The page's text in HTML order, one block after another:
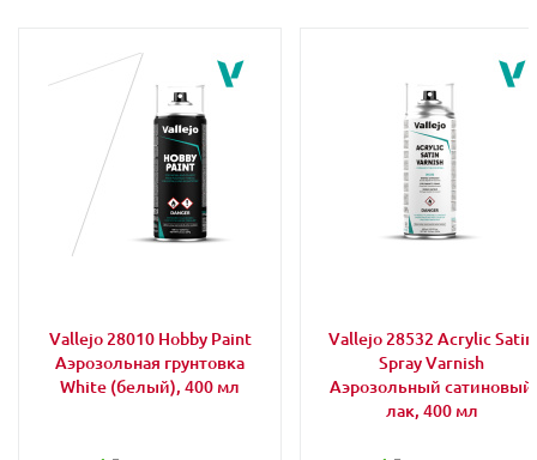
Vallejo 28010 Hobby Paint
Аэрозольная грунтовка
White (белый), 400 мл
Vallejo 28532 Acrylic Satin
Spray Varnish
Аэрозольный сатиновый
лак, 400 мл